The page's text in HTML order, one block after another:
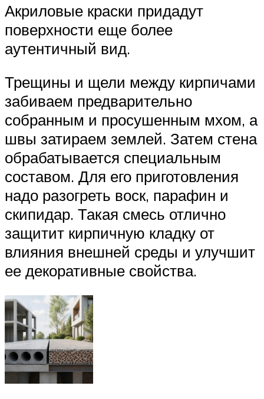
Акриловые краски придадут
поверхности еще более
аутентичный вид.
Трещины и щели между кирпичами
забиваем предварительно
собранным и просушенным мхом, а
швы затираем землей. Затем стена
обрабатывается специальным
составом. Для его приготовления
надо разогреть воск, парафин и
скипидар. Такая смесь отлично
защитит кирпичную кладку от
влияния внешней среды и улучшит
ее декоративные свойства.